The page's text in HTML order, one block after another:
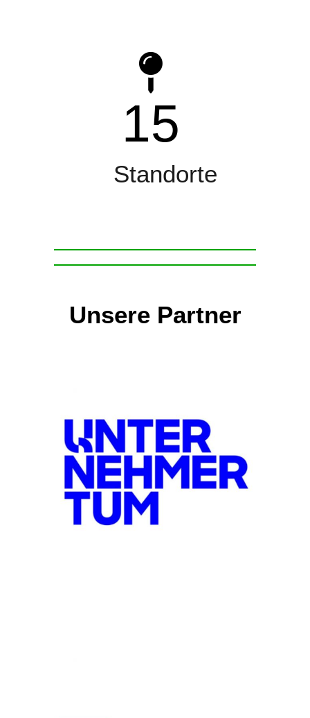
15
Standorte
Unsere Partner